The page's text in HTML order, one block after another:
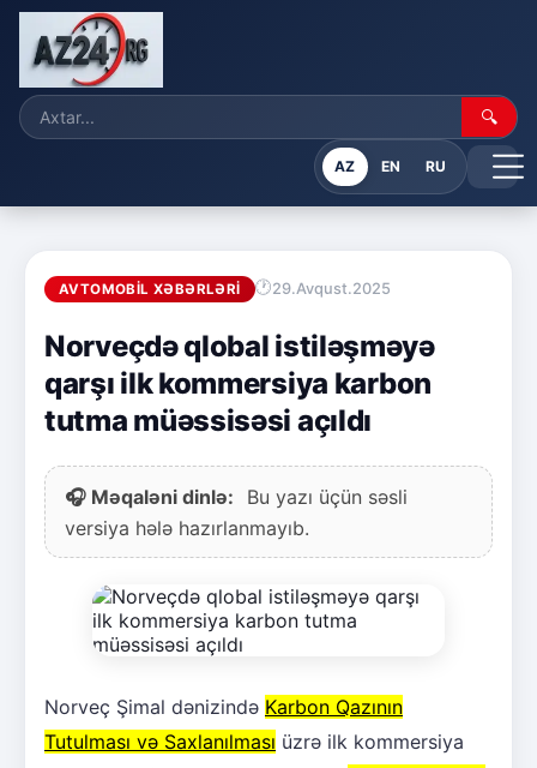
🔍
AZ EN RU
AVTOMOBIL XƏBƏRLƏRI 29.Avqust.2025
Norveçdə qlobal istiləşməyə
qarşı ilk kommersiya karbon
tutma müəssisəsi açıldı
🎧 Məqaləni dinlə:
Bu yazı üçün səsli
versiya hələ hazırlanmayıb.
Norveç Şimal dənizində Karbon Qazının
Tutulması və Saxlanılması üzrə ilk kommersiya